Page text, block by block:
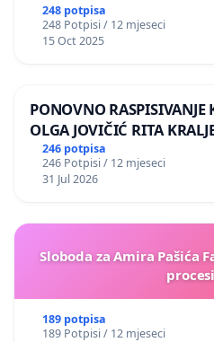
248 potpisa
248 Potpisi / 12 mjeseci
15 Oct 2025
PONOVNO RASPISIVANJE
OLGA JOVIČIĆ RITA
246 potpisa
246 Potpisi / 12 mjeseci
31 Jul 2026
Sloboda za Amira Pašića
189 potpisa
189 Potpisi / 12 mjeseci